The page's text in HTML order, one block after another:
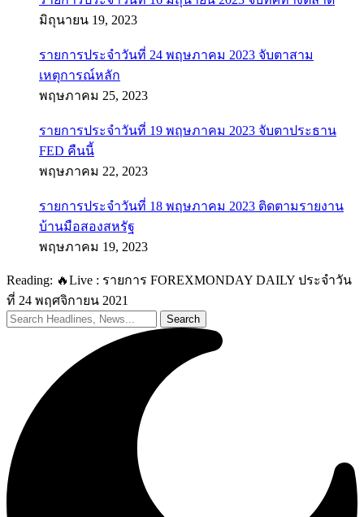
มิถุนายน 19, 2023
รายการประจำวันที่ 24 พฤษภาคม 2023 จับตาสาม
เหตุการณ์หลัก
พฤษภาคม 25, 2023
รายการประจำวันที่ 19 พฤษภาคม 2023 จับตาประธาน
FED คืนนี้
พฤษภาคม 22, 2023
รายการประจำวันที่ 18 พฤษภาคม 2023 ติดตามรายงาน
บ้านมือสองสหรัฐ
พฤษภาคม 19, 2023
Reading: 🔥Live : รายการ FOREXMONDAY DAILY ประจำวัน
ที่ 24 พฤศจิกายน 2021